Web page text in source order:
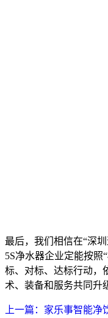
最后，我们相信在“深
5S净水器企业定能按照
标、对标、达标行动，
术、装备和服务共同升
上一篇：家乐事智能